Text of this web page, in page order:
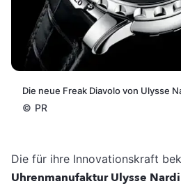
Die neue Freak Diavolo von Ulysse
© PR
Die für ihre Innovationskraft
Uhrenmanufaktur Ulysse